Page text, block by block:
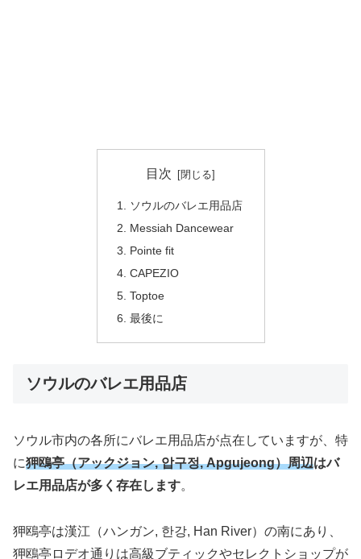
目次
ソウルのバレエ用品店
Messiah Dancewear
Pointe fit
CAPEZIO
Toptoe
最後に
ソウルのバレエ用品店
ソウル市内の各所にバレエ用品店が点在していますが、特
に狎鴎亭（アックジョン, 압구정, Apgujeong）周辺はバ
レエ用品店が多く存在します。
狎鴎亭は漢江（ハンガン, 한강, Han River）の南にあり、
狎鴎亭ロデオ通りは高級ブティックやセレクトショップが